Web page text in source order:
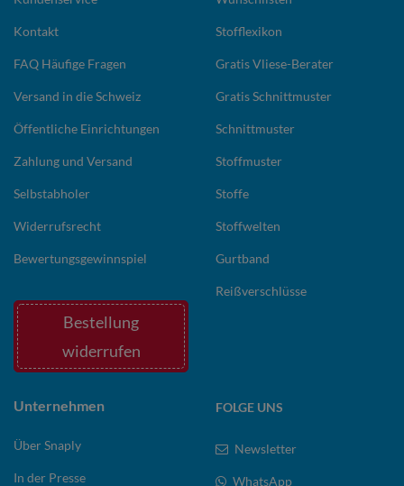
Kontakt
FAQ Häufige Fragen
Versand in die Schweiz
Öffentliche Einrichtungen
Zahlung und Versand
Selbstabholer
Widerrufsrecht
Bewertungsgewinnspiel
Bestellung
widerrufen
Stofflexikon
Gratis Vliese-Berater
Gratis Schnittmuster
Schnittmuster
Stoffmuster
Stoffe
Stoffwelten
Gurtband
Reißverschlüsse
Unternehmen
Über Snaply
In der Presse
FOLGE UNS
Newsletter
WhatsApp